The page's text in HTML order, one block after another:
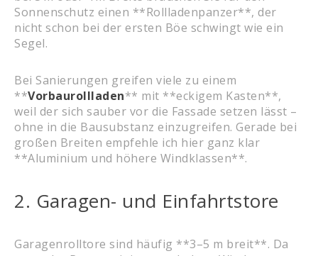
Sonnenschutz einen **Rollladenpanzer**, der
nicht schon bei der ersten Böe schwingt wie ein
Segel.
Bei Sanierungen greifen viele zu einem
**Vorbaurollladen** mit **eckigem Kasten**,
weil der sich sauber vor die Fassade setzen lässt –
ohne in die Bausubstanz einzugreifen. Gerade bei
großen Breiten empfehle ich hier ganz klar
**Aluminium und höhere Windklassen**.
2. Garagen- und Einfahrtstore
Garagenrolltore sind häufig **3–5 m breit**. Da